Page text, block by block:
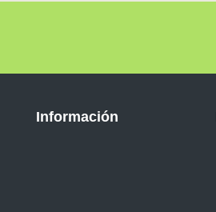
Información